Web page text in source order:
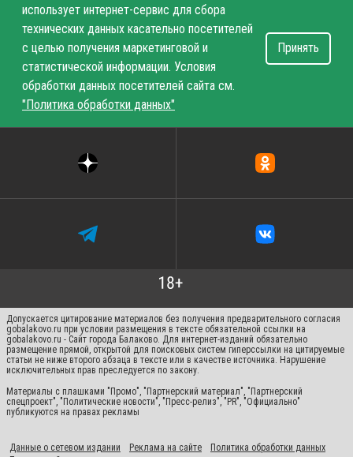
использует интернет-сервис для сбора
технических данных касательно посетителей
с целью получения маркетинговой и
статистической информации. Условия
обработки данных посетителей сайта см.
"Политика обработки данных"
Принять
Допускается цитирование материалов без получения предварительного согласия
gobalakovo.ru при условии размещения в тексте обязательной ссылки на
gobalakovo.ru - Сайт города Балаково. Для интернет-изданий обязательно
размещение прямой, открытой для поисковых систем гиперссылки на цитируемые
статьи не ниже второго абзаца в тексте или в качестве источника. Нарушение
исключительных прав преследуется по закону.
Материалы с плашками "Промо", "Партнерский материал", "Партнерский
спецпроект", "Политические новости", "Пресс-релиз", "PR", "Официально"
публикуются на правах рекламы
Данные о сетевом издании Реклама на сайте
Политика обработки данных